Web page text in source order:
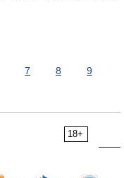
7 8
9
18+